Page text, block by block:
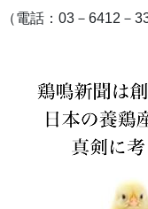
（電話：03－6412－